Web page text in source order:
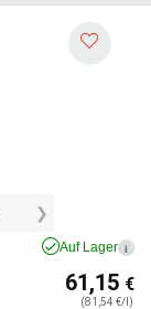
Auf Lager i
61,15 €
(81,54 €/l)